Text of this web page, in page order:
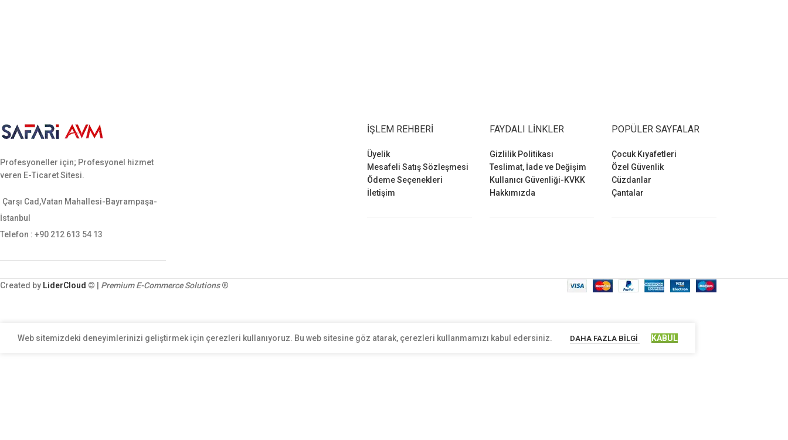
Profesyoneller için; Profesyonel hizmet
veren E-Ticaret Sitesi.
Çarşı Cad,Vatan Mahallesi-Bayrampaşa-
İstanbul
Telefon : +90 212 613 54 13
İŞLEM REHBERI
Üyelik
Mesafeli Satış Sözleşmesi
Ödeme Seçenekleri
İletişim
FAYDALI LINKLER
Gizlilik Politikası
Teslimat, İade ve Değişim
Kullanıcı Güvenliği-KVKK
Hakkımızda
POPÜLER SAYFALAR
Çocuk Kıyafetleri
Özel Güvenlik
Cüzdanlar
Çantalar
Created by LiderCloud © | Premium E-Commerce Solutions®
Web sitemizdeki deneyimlerinizi geliştirmek için çerezleri kullanıyoruz. Bu web sitesine göz atarak, çerezleri kullanmamızı kabul edersiniz. DAHA FAZLA BILGI KABUL